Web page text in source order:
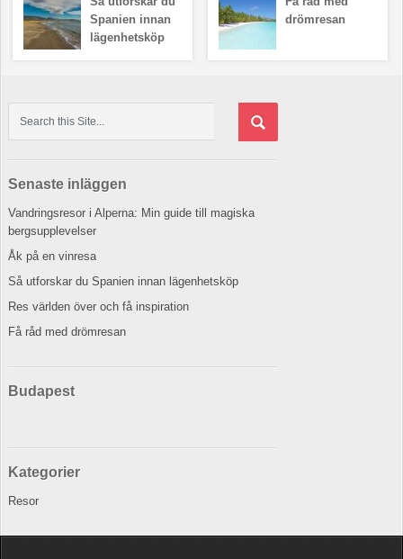
Spanien innan
lägenhetsköp
drömresan
Senaste inläggen
Vandringsresor i Alperna: Min guide till magiska
bergsupplevelser
Åk på en vinresa
Så utforskar du Spanien innan lägenhetsköp
Res världen över och få inspiration
Få råd med drömresan
Budapest
Kategorier
Resor